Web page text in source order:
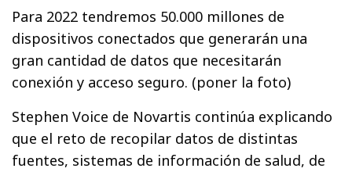
Para 2022 tendremos 50.000 millones de
dispositivos conectados que generarán una
gran cantidad de datos que necesitarán
conexión y acceso seguro. (poner la foto)
Stephen Voice de Novartis continúa explicando
que el reto de recopilar datos de distintas
fuentes, sistemas de información de salud, de